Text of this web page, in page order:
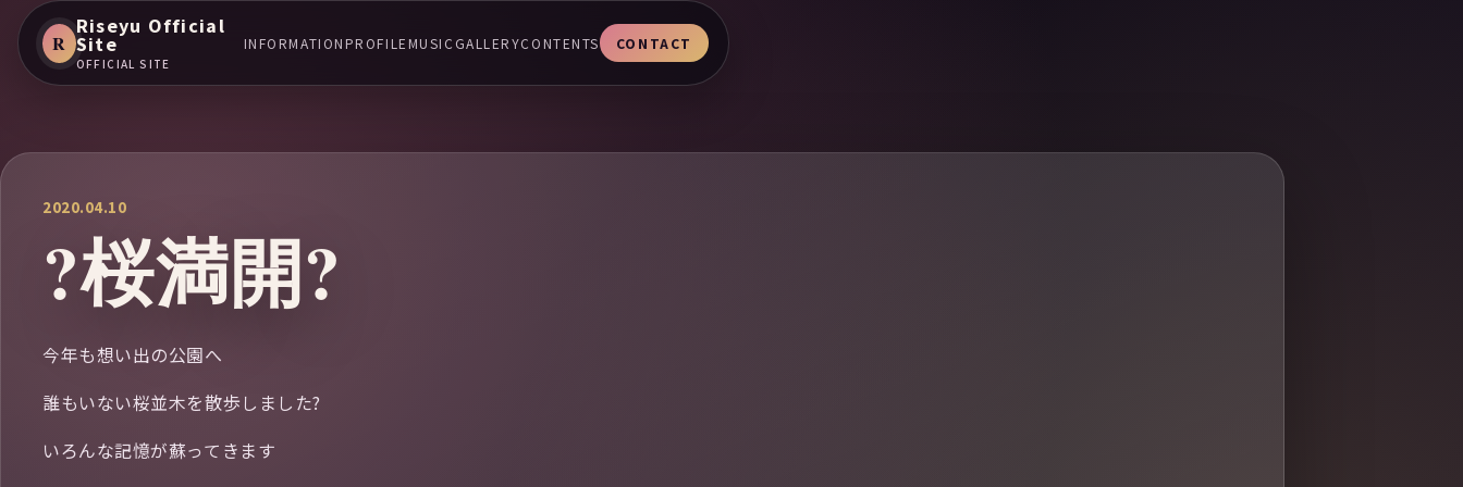
R
Riseyu Official
Site
OFFICIAL SITE
INFORMATIONPROFILEMUSIC GALLERYCONTENTS CONTACT
2020.04.10
?桜満開?
今年も想い出の公園へ
誰もいない桜並木を散歩しました?
いろんな記憶が蘇ってきます